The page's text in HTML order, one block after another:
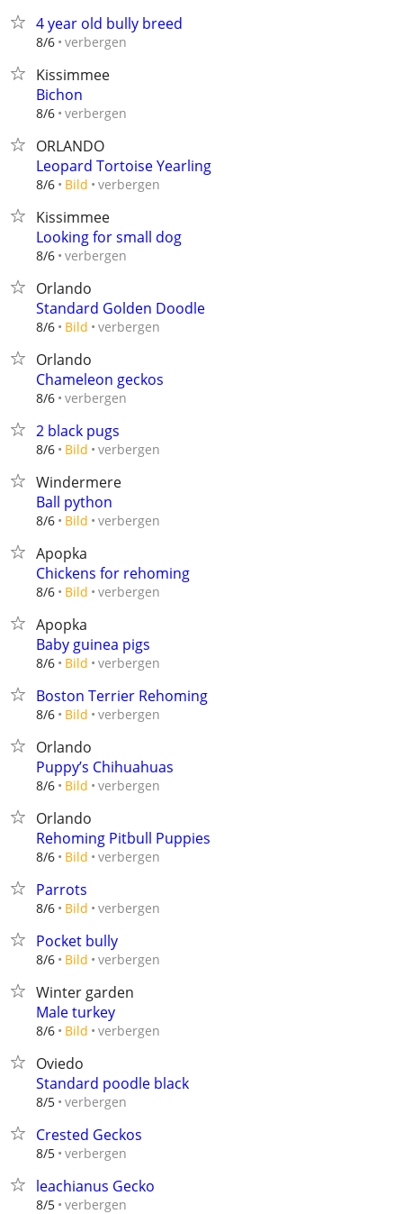
4 year old bully breed
8/6 verbergen
Kissimmee
Bichon
8/6 verbergen
ORLANDO
Leopard Tortoise Yearling
8/6 Bild verbergen
Kissimmee
Looking for small dog
8/6 verbergen
Orlando
Standard Golden Doodle
8/6 Bild verbergen
Orlando
Chameleon geckos
8/6 verbergen
2 black pugs
8/6 Bild verbergen
Windermere
Ball python
8/6 Bild verbergen
Apopka
Chickens for rehoming
8/6 Bild verbergen
Apopka
Baby guinea pigs
8/6 Bild verbergen
Boston Terrier Rehoming
8/6 Bild verbergen
Orlando
Puppy’s Chihuahuas
8/6 Bild verbergen
Orlando
Rehoming Pitbull Puppies
8/6 Bild verbergen
Parrots
8/6 Bild verbergen
Pocket bully
8/6 Bild verbergen
Winter garden
Male turkey
8/6 Bild verbergen
Oviedo
Standard poodle black
8/5 verbergen
Crested Geckos
8/5 verbergen
leachianus Gecko
8/5 verbergen